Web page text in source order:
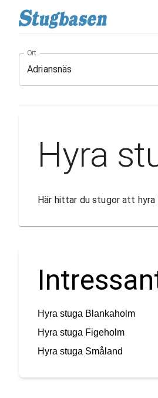
Ort
Hyra
Här hittar du stugor att hyra
Hyra stuga Blankaholm
Hyra stuga Figeholm
Hyra stuga Småland